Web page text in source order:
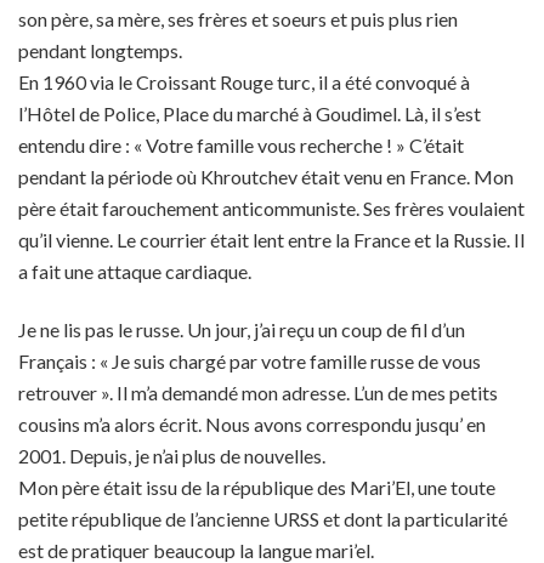
son père, sa mère, ses frères et soeurs et puis plus rien
pendant longtemps.
En 1960 via le Croissant Rouge turc, il a été convoqué à
l’Hôtel de Police, Place du marché à Goudimel. Là, il s’est
entendu dire : « Votre famille vous recherche ! » C’était
pendant la période où Khroutchev était venu en France. Mon
père était farouchement anticommuniste. Ses frères voulaient
qu’il vienne. Le courrier était lent entre la France et la Russie. Il
a fait une attaque cardiaque.
Je ne lis pas le russe. Un jour, j’ai reçu un coup de fil d’un
Français : « Je suis chargé par votre famille russe de vous
retrouver ». Il m’a demandé mon adresse. L’un de mes petits
cousins m’a alors écrit. Nous avons correspondu jusqu’ en
2001. Depuis, je n’ai plus de nouvelles.
Mon père était issu de la république des Mari’El, une toute
petite république de l’ancienne URSS et dont la particularité
est de pratiquer beaucoup la langue mari’el.